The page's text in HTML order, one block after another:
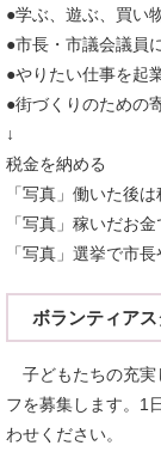
●学ぶ、遊ぶ、買い
●市長・市議会議員
●やりたい仕事を起
●街づくりのための
↓
税金を納める
「写真」働いた後
「写真」稼いだお
「写真」選挙で市
ボランティアス
子どもたちの充実
フを募集します。1
わせください。